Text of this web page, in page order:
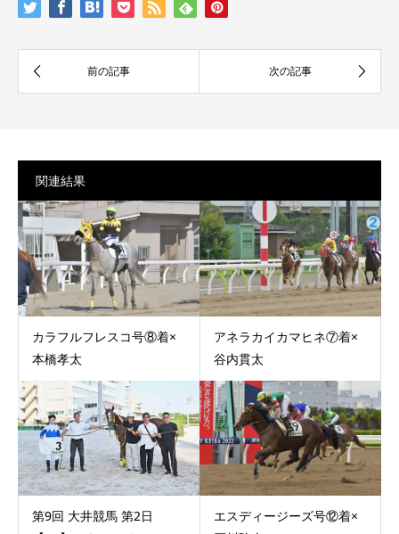
関連結果
カラフルフレスコ号⑧着×
本橋孝太
アネラカイカマヒネ⑦着×
谷内貫太
第9回 大井競馬 第2日
エスディージーズ号⑫着×